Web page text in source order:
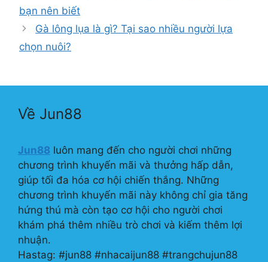
bạn nên biết
Gà lông lụa là gì? Tại sao nhiều người lựa
chọn nuôi?
Về Jun88
Jun88 luôn mang đến cho người chơi những
chương trình khuyến mãi và thưởng hấp dẫn,
giúp tối đa hóa cơ hội chiến thắng. Những
chương trình khuyến mãi này không chỉ gia tăng
hứng thú mà còn tạo cơ hội cho người chơi
khám phá thêm nhiều trò chơi và kiếm thêm lợi
nhuận.
Hastag: #jun88 #nhacaijun88 #trangchujun88